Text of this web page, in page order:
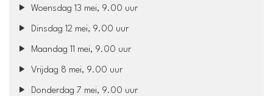
Woensdag 13 mei, 9.00 uur
Dinsdag 12 mei, 9.00 uur
Maandag 11 mei, 9.00 uur
Vrijdag 8 mei, 9.00 uur
Donderdag 7 mei, 9.00 uur